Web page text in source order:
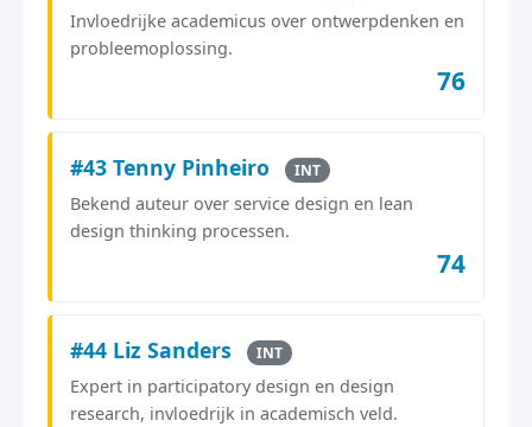
Invloedrijke academicus over ontwerpdenken en
probleemoplossing.
76
#43 Tenny Pinheiro INT
Bekend auteur over service design en lean
design thinking processen.
74
#44 Liz Sanders INT
Expert in participatory design en design
research, invloedrijk in academisch veld.